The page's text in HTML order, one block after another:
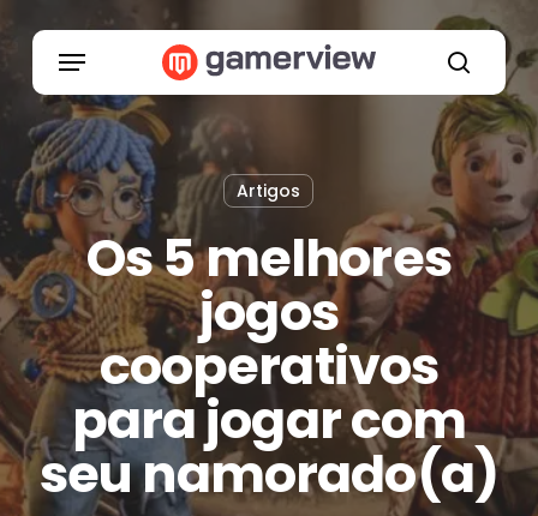
content
search
Menu
Artigos
Os 5 melhores
jogos
cooperativos
para jogar com
seu namorado(a)